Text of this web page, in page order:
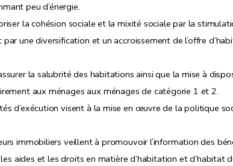
durable
– Décret du 9 février 2012, art. 19)
physiques
peu d’énergie.
la cohésion sociale et la mixité sociale par la
une diversification et un accroissement de l’offre
la salubrité des habitations ainsi que la mise à
aux ménages aux ménages de catégorie 1 et 2.
d’exécution visent à la mise en œuvre de la politique
immobiliers veillent à promouvoir l’information des
aides et les droits en matière d’habitation et d’habitat